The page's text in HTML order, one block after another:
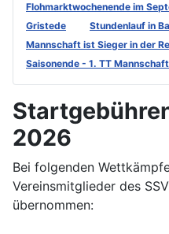
Flohmarktwochenende im
Gristede
Stundenlauf in
Mannschaft ist Sieger in der
Saisonende - 1. TT
2026
Bei folgenden
Vereinsmitglieder des
übernommen: